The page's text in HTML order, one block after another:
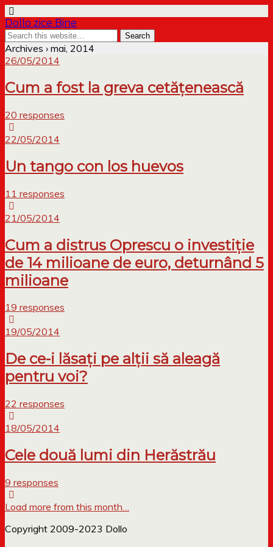
Dollo zice Bine
Archives › mai, 2014
26/05/2014
Cum a fost la greva cetățenească
20 responses
22/05/2014
Un tango con los huevos
11 responses
21/05/2014
Cum a distrus Oprescu o investiție
de 14 milioane de euro, deturnând 5
milioane
19 responses
19/05/2014
De ce-i lăsați pe alții să aleagă
pentru voi?
22 responses
18/05/2014
Cele două lumi din Herăstrău
9 responses
Load more from this month…
Copyright 2009-2023 Dollo